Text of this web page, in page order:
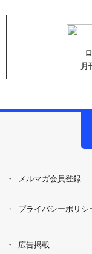
月
メルマガ会員登録
プライバシーポリシ
広告掲載